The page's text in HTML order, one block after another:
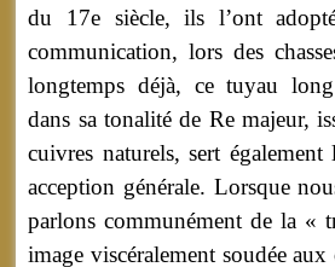
du 17e siècle, ils l’ont
communication, lors des
longtemps déjà, ce tuyau
dans sa tonalité de Re majeur,
cuivres naturels, sert également
acception générale. Lorsque
parlons communément de la «
image viscéralement soudée